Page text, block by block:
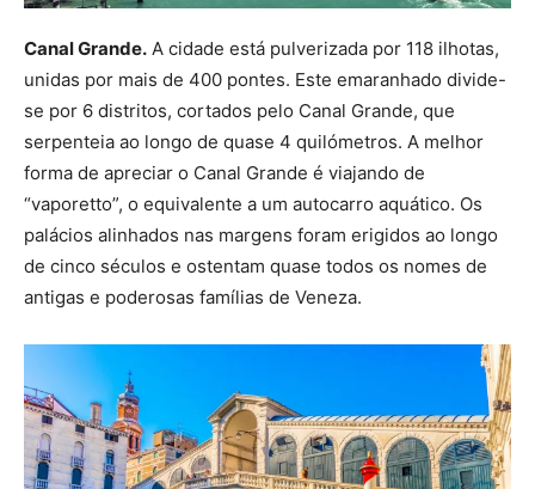
Canal Grande. A cidade está pulverizada por 118 ilhotas,
unidas por mais de 400 pontes. Este emaranhado divide-
se por 6 distritos, cortados pelo Canal Grande, que
serpenteia ao longo de quase 4 quilómetros. A melhor
forma de apreciar o Canal Grande é viajando de
“vaporetto”, o equivalente a um autocarro aquático. Os
palácios alinhados nas margens foram erigidos ao longo
de cinco séculos e ostentam quase todos os nomes de
antigas e poderosas famílias de Veneza.